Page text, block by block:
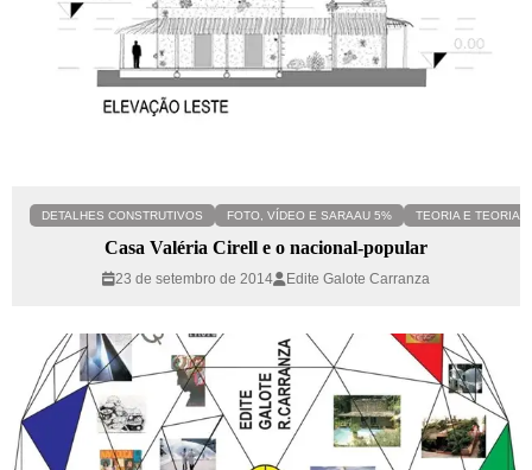
DETALHES CONSTRUTIVOS FOTO, VÍDEO E SARAAU 5% TEORIA E TEORIA
Casa Valéria Cirell e o nacional-popular
23 de setembro de 2014 Edite Galote Carranza